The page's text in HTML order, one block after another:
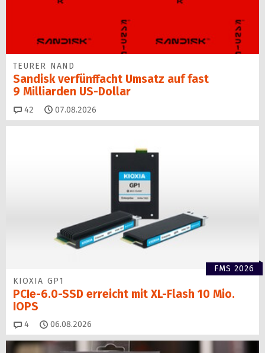
TEURER NAND
Sandisk verfünffacht Umsatz auf fast
9 Milliarden US-Dollar
42 Kommentare
07.08.2026
FMS 2026
KIOXIA GP1
PCIe-6.0-SSD erreicht mit XL-Flash 10 Mio.
IOPS
4 Kommentare
06.08.2026